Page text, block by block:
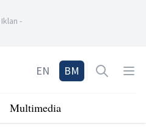
Iklan -
EN BM Open
Multimedia